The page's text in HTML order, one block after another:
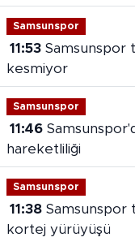
Samsunspor
11:53Samsunspor transferde hız
kesmiyor
Samsunspor
11:46Samsunspor'da Marco Grüll
hareketliliği
Samsunspor
11:38Samsunspor taraftarından
kortej yürüyüşü